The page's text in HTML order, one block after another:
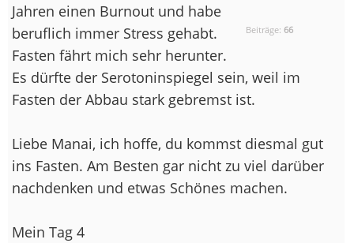
Beiträge:66
Jahren einen Burnout und habe
beruflich immer Stress gehabt.
Fasten fährt mich sehr herunter.
Es dürfte der Serotoninspiegel sein, weil im
Fasten der Abbau stark gebremst ist.
Liebe Manai, ich hoffe, du kommst diesmal gut
ins Fasten. Am Besten gar nicht zu viel darüber
nachdenken und etwas Schönes machen.
Mein Tag 4